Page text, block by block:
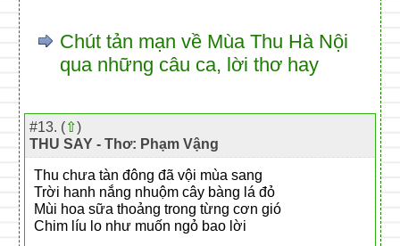
Chút tản mạn về Mùa Thu Hà Nội
qua những câu ca, lời thơ hay
#13. (⇧)
THU SAY - Thơ: Phạm Vậng
Thu chưa tàn đông đã vội mùa sang
Trời hanh nắng nhuộm cây bàng lá đỏ
Mùi hoa sữa thoảng trong từng cơn gió
Chim líu lo như muốn ngỏ bao lời